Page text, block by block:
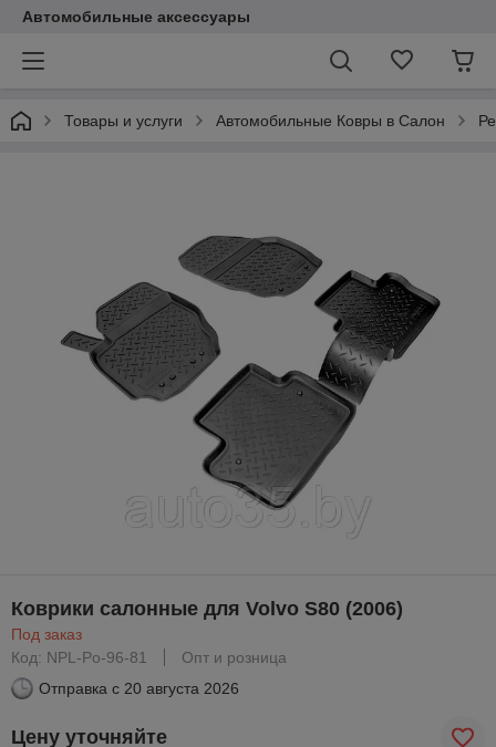
Автомобильные аксессуары
Товары и услуги Автомобильные Ковры в Салон
Коврики салонные для Volvo S80 (2006)
Под заказ
Код: NPL-Po-96-81
Опт и розница
Отправка с 20 августа 2026
Цену уточняйте